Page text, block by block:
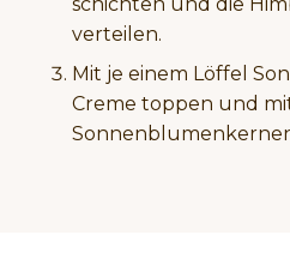
verteilen.
Mit je einem Löffel
Creme toppen und